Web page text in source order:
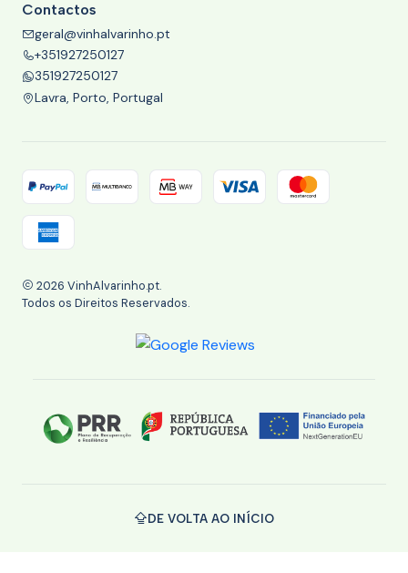
Contactos
geral@vinhalvarinho.pt
+351927250127
351927250127
Lavra, Porto, Portugal
2026 VinhAlvarinho.pt.
Todos os Direitos Reservados.
DE VOLTA AO INÍCIO